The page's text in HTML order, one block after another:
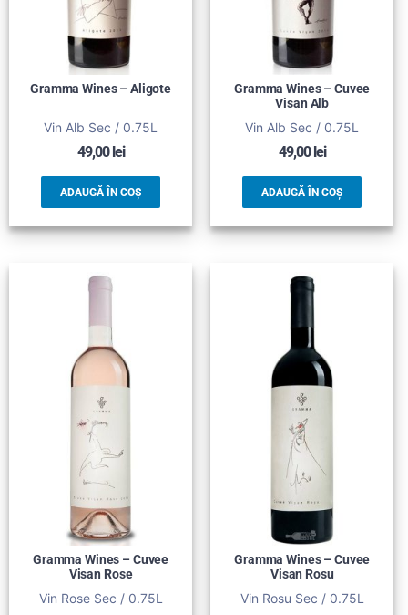
Gramma Wines – Aligote
Vin Alb Sec / 0.75L
49,00lei
ADAUGĂ ÎN COȘ
Gramma Wines – Cuvee
Visan Alb
Vin Alb Sec / 0.75L
49,00lei
ADAUGĂ ÎN COȘ
Gramma Wines – Cuvee
Visan Rose
Vin Rose Sec / 0.75L
Gramma Wines – Cuvee
Visan Rosu
Vin Rosu Sec / 0.75L